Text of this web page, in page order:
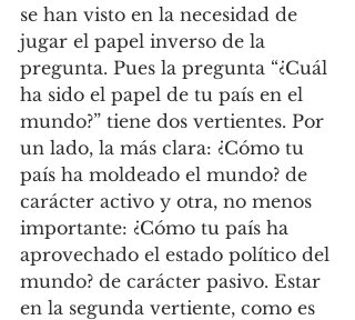
se han visto en la necesidad de
jugar el papel inverso de la
pregunta. Pues la pregunta “¿Cuál
ha sido el papel de tu país en el
mundo?” tiene dos vertientes. Por
un lado, la más clara: ¿Cómo tu
país ha moldeado el mundo? de
carácter activo y otra, no menos
importante: ¿Cómo tu país ha
aprovechado el estado político del
mundo? de carácter pasivo. Estar
en la segunda vertiente, como es